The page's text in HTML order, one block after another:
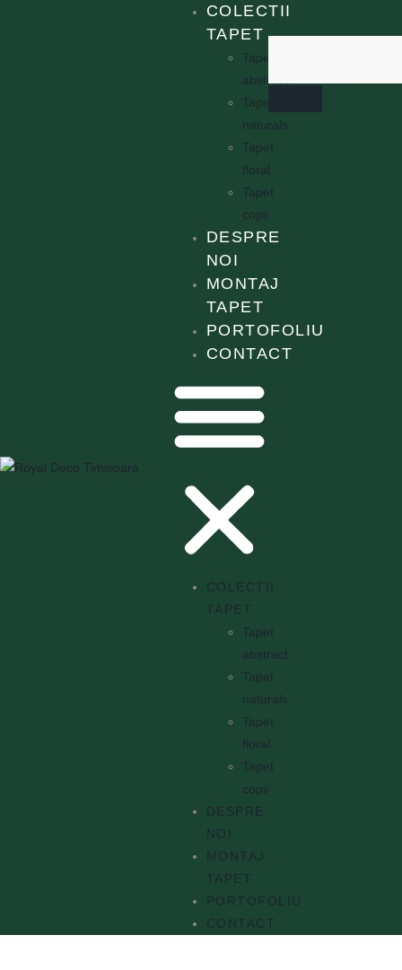
COLECTII
TAPET
Tapet
abstract
Tapet
naturals
Tapet
floral
Tapet
copii
DESPRE
NOI
MONTAJ
TAPET
PORTOFOLIU
CONTACT
COLECTII
TAPET
Tapet
abstract
Tapet
naturals
Tapet
floral
Tapet
copii
DESPRE
NOI
MONTAJ
TAPET
PORTOFOLIU
CONTACT